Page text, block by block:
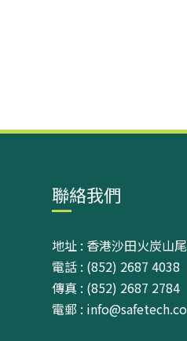
聯絡我們
地址 : 香港沙田火炭山
電話 : (852) 2687 4038
傳真 : (852) 2687 2784
電郵 :